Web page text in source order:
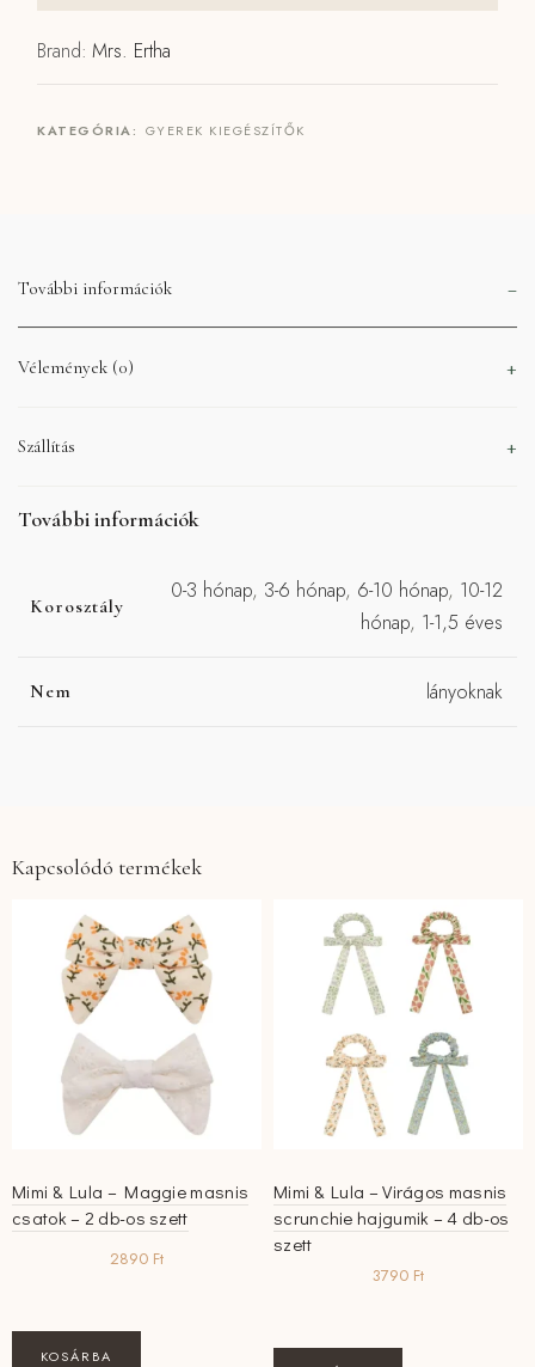
Brand: Mrs. Ertha
KATEGÓRIA: GYEREK KIEGÉSZÍTŐK
További információk
Vélemények (0)
Szállítás
További információk
Korosztály
0-3 hónap, 3-6 hónap, 6-10 hónap, 10-12
hónap, 1-1,5 éves
Nem lányoknak
Kapcsolódó termékek
Mimi & Lula – Maggie masnis
csatok – 2 db-os szett
2890 Ft
KOSÁRBA
Mimi & Lula – Virágos masnis
scrunchie hajgumik – 4 db-os
szett
3790 Ft